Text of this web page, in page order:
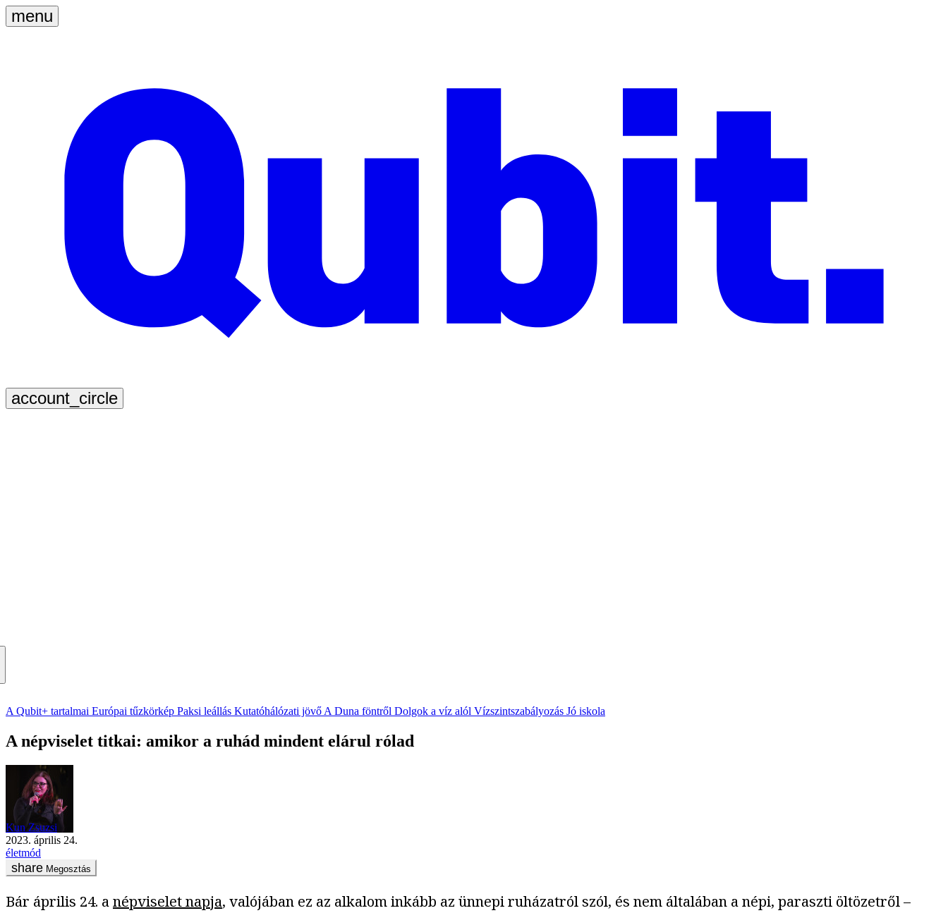
A Qubit+ tartalmai Európai tűzkörkép Paksi leállás Kutatóhálózati jövő A Duna föntről Dolgok a víz alól Vízszintszabályozás Jó iskola
A népviselet titkai: amikor a ruhád mindent elárul rólad
Kun Zsuzsi
2023. április 24.
életmód
Megosztás
Bár április 24. anépviselet napja, valójában ez az alkalom inkább az ünnepi ruházatról szól, és nem általában a népi, paraszti öltözetről –